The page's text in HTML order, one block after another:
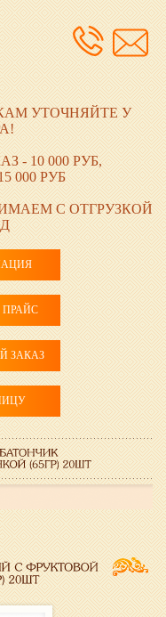
УТОЧНЯЙТЕ У
- 10 000 РУБ,
000 РУБ
С ОТГРУЗКОЙ
ПРАЙС
ЗАКАЗ